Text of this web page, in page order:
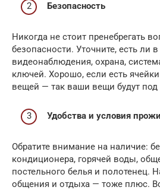
Безопасность
Никогда не стоит пренебрегать
безопасности. Уточните, есть ли
видеонаблюдения, охрана,
ключей. Хорошо, если есть
вещей — так ваши вещи будут
Удобства и условия
Обратите внимание на наличие:
кондиционера, горячей воды,
постельного белья и полотенец.
общения и отдыха — тоже плюс.